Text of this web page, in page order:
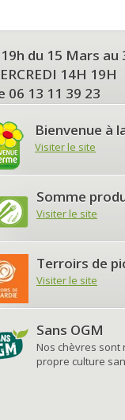
du 15 Mars au
14H 19H
06 13 11 39 23
Bienvenue à
Visiter le site
Somme
Visiter le site
Terroirs de
Visiter le site
Sans OGM
Nos chèvres sont
propre culture